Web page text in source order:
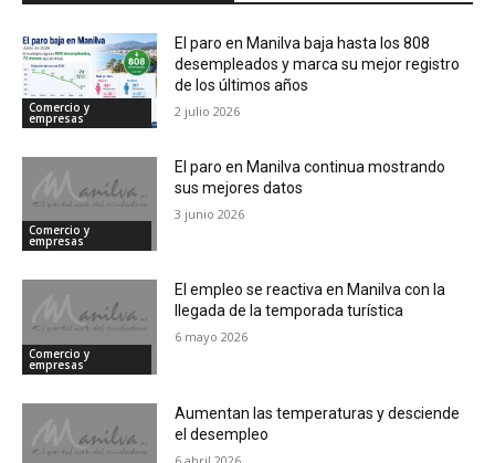
Comercio y
empresas
El paro en Manilva baja hasta los 808
desempleados y marca su mejor registro
de los últimos años
2 julio 2026
Comercio y
empresas
El paro en Manilva continua mostrando
sus mejores datos
3 junio 2026
Comercio y
empresas
El empleo se reactiva en Manilva con la
llegada de la temporada turística
6 mayo 2026
Aumentan las temperaturas y desciende
el desempleo